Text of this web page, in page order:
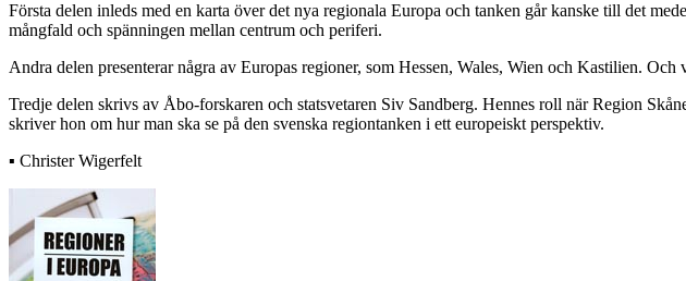
Första delen inleds med en karta över det nya regionala Europa och tanken går kanske till det
mångfald och spänningen mellan centrum och periferi.
Andra delen presenterar några av Europas regioner, som Hessen, Wales, Wien och Kastilien.
Tredje delen skrivs av Åbo-forskaren och statsvetaren Siv Sandberg. Hennes roll när Region
skriver hon om hur man ska se på den svenska regiontanken i ett europeiskt perspektiv.
▪ Christer Wigerfelt